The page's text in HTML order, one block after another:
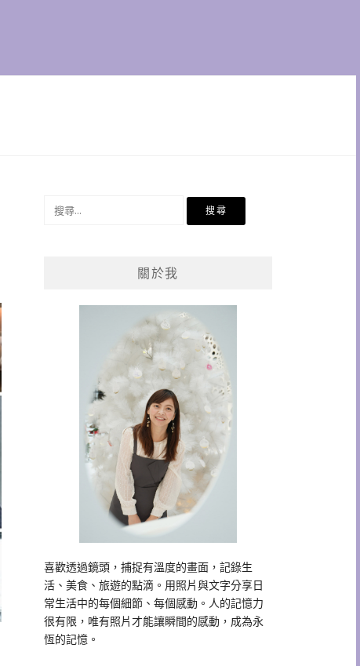
關於我
喜歡透過鏡頭，捕捉有溫度的畫面，記錄生
活、美食、旅遊的點滴。用照片與文字分享日
常生活中的每個細節、每個感動。人的記憶力
很有限，唯有照片才能讓瞬間的感動，成為永
恆的記憶。